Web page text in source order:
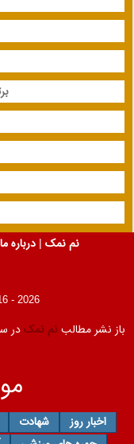
نم نمک | درباره ما
- 2026
باز نشر مطالبنم نمکدر
اخبار روز شهادت